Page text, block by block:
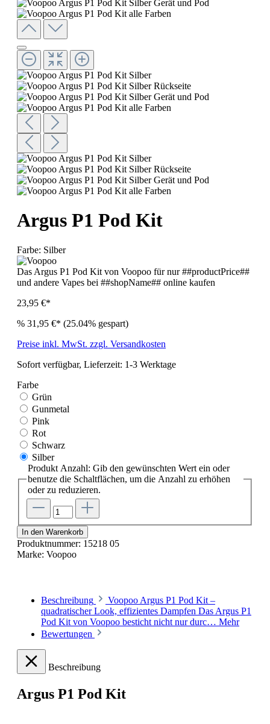
Argus P1 Pod Kit
Farbe: Silber
Das Argus P1 Pod Kit von Voopoo für nur ##productPrice##
und andere Vapes bei ##shopName## online kaufen
23,95 €*
% 31,95 €* (25.04% gespart)
Preise inkl. MwSt. zzgl. Versandkosten
Sofort verfügbar, Lieferzeit: 1-3 Werktage
Farbe
Grün
Gunmetal
Pink
Rot
Schwarz
Silber
Produkt Anzahl: Gib den gewünschten Wert ein oder
benutze die Schaltflächen, um die Anzahl zu erhöhen
oder zu reduzieren.
In den Warenkorb
Produktnummer: 15218 05
Marke: Voopoo
Beschreibung
Voopoo Argus P1 Pod Kit –
quadratischer Look, effizientes Dampfen Das Argus P1
Pod Kit von Voopoo besticht nicht nur durc… Mehr
Bewertungen
Beschreibung
Argus P1 Pod Kit